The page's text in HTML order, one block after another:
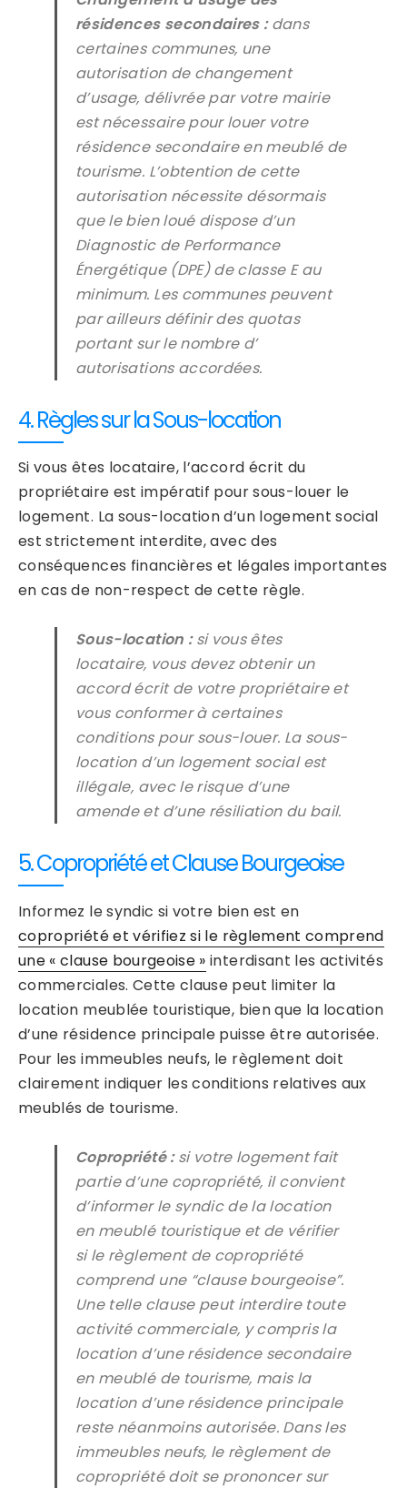
résidences secondaires :dans
certaines communes, une
autorisation de changement
d’usage, délivrée par votre mairie
est nécessaire pour louer votre
résidence secondaire en meublé de
tourisme. L’obtention de cette
autorisation nécessite désormais
que le bien loué dispose d’un
Diagnostic de Performance
Énergétique (DPE) de classe E au
minimum. Les communes peuvent
par ailleurs définir des quotas
portant sur le nombre d’
autorisations accordées.
4. Règles sur la Sous-location
Si vous êtes locataire, l’accord écrit du
propriétaire est impératif pour sous-louer le
logement. La sous-location d’un logement social
est strictement interdite, avec des
conséquences financières et légales importantes
en cas de non-respect de cette règle.
Sous-location :si vous êtes
locataire, vous devez obtenir un
accord écrit de votre propriétaire et
vous conformer à certaines
conditions pour sous-louer. La sous-
location d’un logement social est
illégale, avec le risque d’une
amende et d’une résiliation du bail.
5. Copropriété et Clause Bourgeoise
Informez le syndic si votre bien est en
copropriété et vérifiez si le règlement comprend
une « clause bourgeoise » interdisant les activités
commerciales. Cette clause peut limiter la
location meublée touristique, bien que la location
d’une résidence principale puisse être autorisée.
Pour les immeubles neufs, le règlement doit
clairement indiquer les conditions relatives aux
meublés de tourisme.
Copropriété :si votre logement fait
partie d’une copropriété, il convient
d’informer le syndic de la location
en meublé touristique et de vérifier
si le règlement de copropriété
comprend une “clause bourgeoise”.
Une telle clause peut interdire toute
activité commerciale, y compris la
location d’une résidence secondaire
en meublé de tourisme, mais la
location d’une résidence principale
reste néanmoins autorisée. Dans les
immeubles neufs, le règlement de
copropriété doit se prononcer sur